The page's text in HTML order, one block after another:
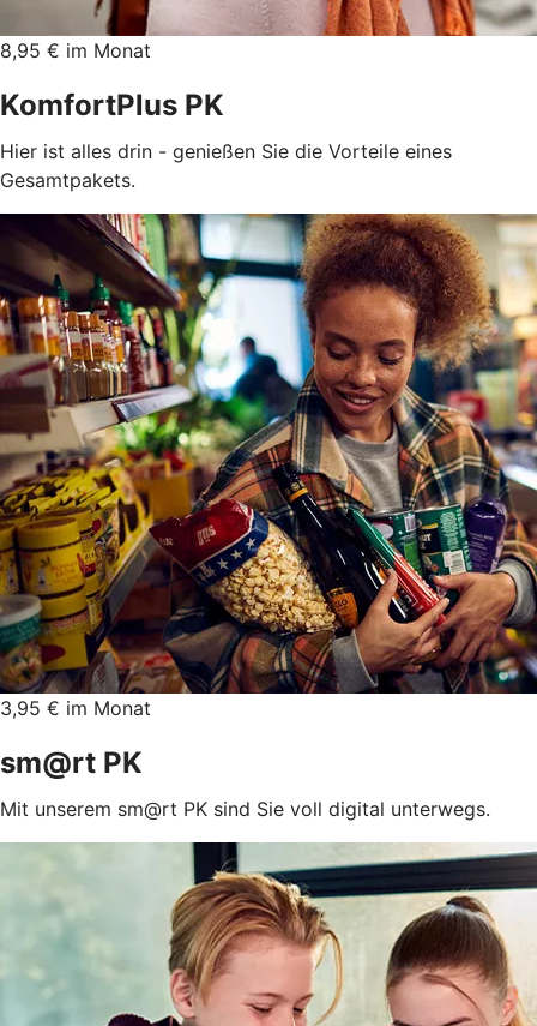
8,95 € im Monat
KomfortPlus PK
Hier ist alles drin - genießen Sie die Vorteile eines
Gesamtpakets.
3,95 € im Monat
sm@rt PK
Mit unserem sm@rt PK sind Sie voll digital unterwegs.